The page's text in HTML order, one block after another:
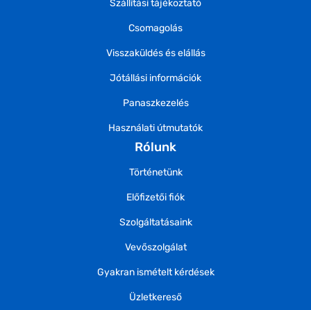
Szállítási tájékoztató
Csomagolás
Visszaküldés és elállás
Jótállási információk
Panaszkezelés
Használati útmutatók
Rólunk
Történetünk
Előfizetői fiók
Szolgáltatásaink
Vevőszolgálat
Gyakran ismételt kérdések
Üzletkereső